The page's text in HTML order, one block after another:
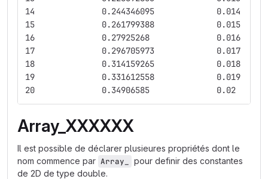
Array_XXXXXX
Il est possible de déclarer plusieures propriétés dont le
nom commence par Array_
pour definir des constantes
de 2D de type double.